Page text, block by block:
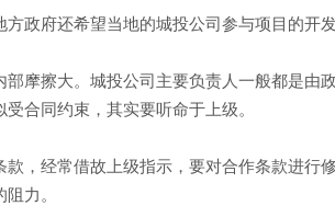
方政府还希望当地的城投公司参与项目的
部摩擦大。城投公司主要负责人一般都是
合同约束，其实要听命于上级。
款，经常借故上级指示，要对合作条款进
力。